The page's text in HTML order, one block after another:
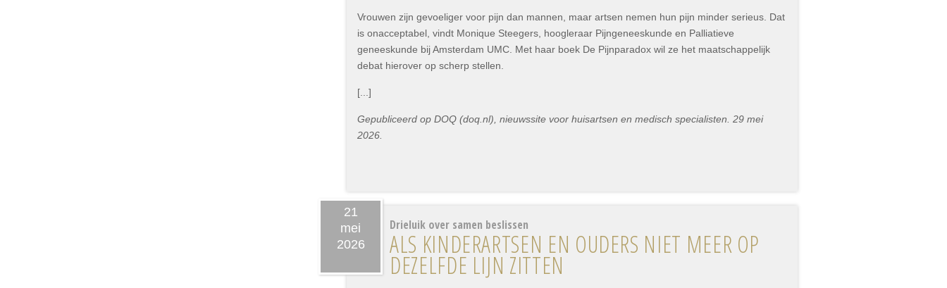
Vrouwen zijn gevoeliger voor pijn dan mannen, maar artsen nemen hun pijn minder serieus. Dat
is onacceptabel, vindt Monique Steegers, hoogleraar Pijngeneeskunde en Palliatieve
geneeskunde bij Amsterdam UMC. Met haar boek De Pijnparadox wil ze het maatschappelijk
debat hierover op scherp stellen.
[...]
Gepubliceerd op DOQ (doq.nl), nieuwssite voor huisartsen en medisch specialisten. 29 mei
2026.
21
mei
2026
Drieluik over samen beslissen
ALS KINDERARTSEN EN OUDERS NIET MEER OP
DEZELFDE LIJN ZITTEN